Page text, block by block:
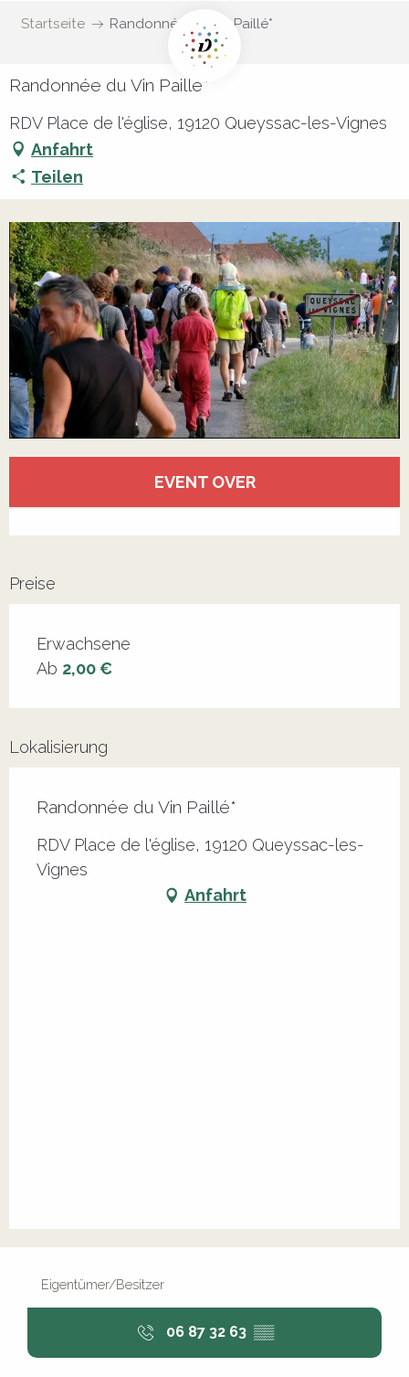
Startseite Randonnée du Vin Paillé*
Randonnée du Vin Paillé*
RDV Place de l'église, 19120 Queyssac-les-Vignes
Anfahrt
Teilen
EVENT OVER
Preise
Erwachsene
Ab 2,00 €
Lokalisierung
Randonnée du Vin Paillé*
RDV Place de l'église, 19120 Queyssac-les-
Vignes
Anfahrt
Eigentümer/Besitzer
06 87 32 63 ▒▒